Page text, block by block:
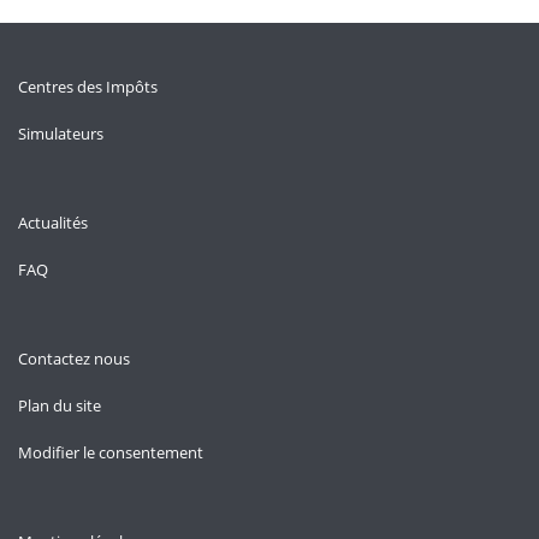
Centres des Impôts
Simulateurs
Actualités
FAQ
Contactez nous
Plan du site
Modifier le consentement